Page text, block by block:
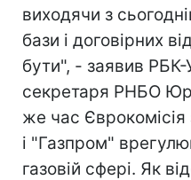
виходячи з
бази і договірних
бути", - заявив РБК-
секретаря РНБО
же час Єврокомісія
і "Газпром"
газовій сфері. Як